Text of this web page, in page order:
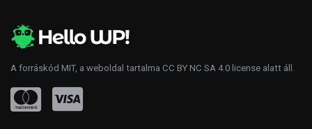
A forráskód MIT, a weboldal tartalma CC BY NC SA 4.0 license alatt áll.